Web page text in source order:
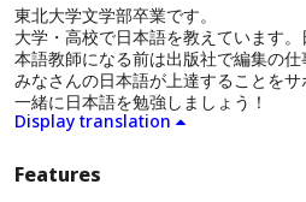
東北大学文学部卒業です。
大学・高校で日本語を教えています
本語教師になる前は出版社で編集の仕
みなさんの日本語が上達することをサ
一緒に日本語を勉強しましょう！
Display translation
Features